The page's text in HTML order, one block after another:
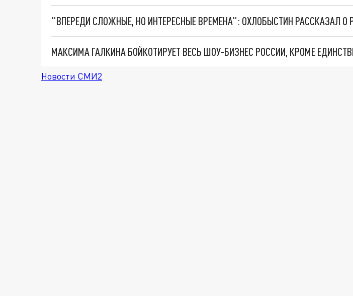
МАКСИМА ГАЛКИНА БОЙКОТИРУЕТ ВЕСЬ ШОУ-БИЗНЕС РОССИИ, КРОМЕ
Новости СМИ2